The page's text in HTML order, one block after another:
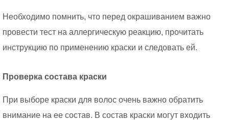
Необходимо помнить, что перед окрашиванием важно
провести тест на аллергическую реакцию, прочитать
инструкцию по применению краски и следовать ей.
Проверка состава краски
При выборе краски для волос очень важно обратить
внимание на ее состав. В состав краски могут входить